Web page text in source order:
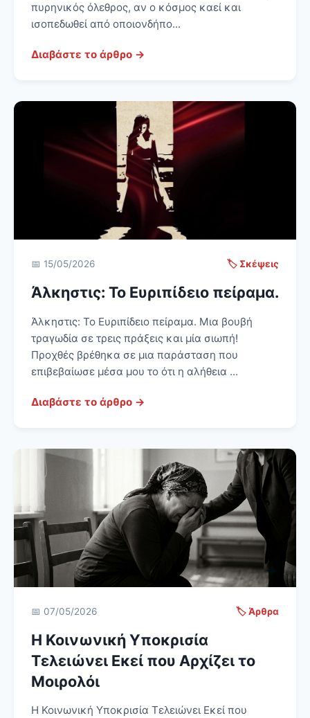
πυρηνικός όλεθρος, αν ο κόσμος καεί και
ισοπεδωθεί από οποιονδήπο...
Διαβάστε το άρθρο →
📅 15/05/2026 🏷️ Σκέψεις
Άλκηστις: Το Ευριπίδειο πείραμα.
Άλκηστις: Το Ευριπίδειο πείραμα. Μια βουβή
τραγωδία σε τρεις πράξεις και μία σιωπή!
Προχθές βρέθηκα σε μια παράσταση που
επιβεβαίωσε μέσα μου το ότι η αλήθεια ...
Διαβάστε το άρθρο →
📅 07/05/2026 🏷️ Άρθρα
Η Κοινωνική Υποκρισία
Τελειώνει Εκεί που Αρχίζει το
Μοιρολόι
Η Κοινωνική Υποκρισία Τελειώνει Εκεί που